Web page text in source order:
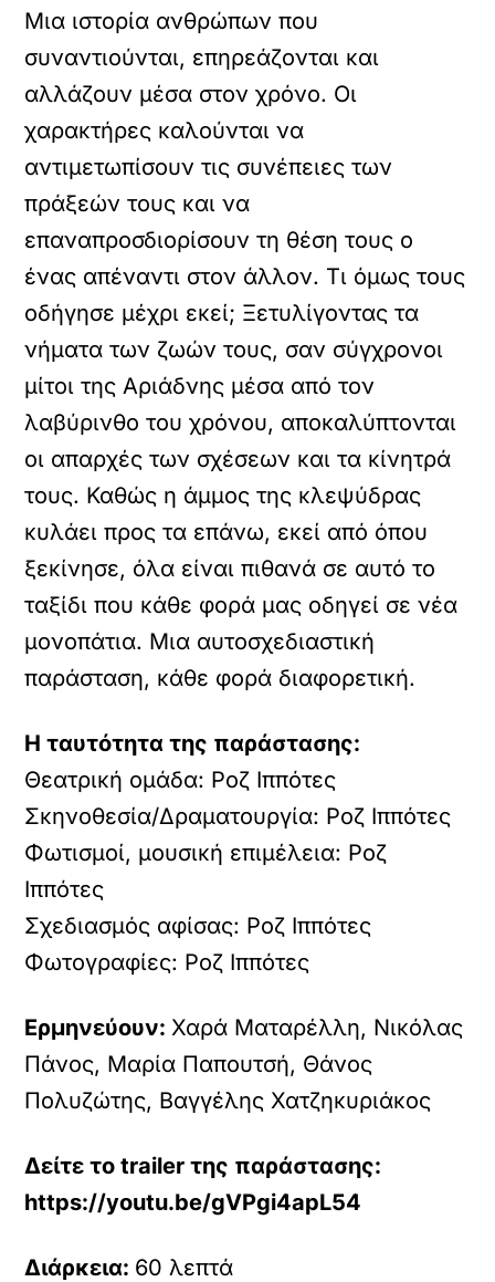
Μια ιστορία ανθρώπων που
συναντιούνται, επηρεάζονται και
αλλάζουν μέσα στον χρόνο. Οι
χαρακτήρες καλούνται να
αντιμετωπίσουν τις συνέπειες των
πράξεών τους και να
επαναπροσδιορίσουν τη θέση τους ο
ένας απέναντι στον άλλον. Τι όμως τους
οδήγησε μέχρι εκεί; Ξετυλίγοντας τα
νήματα των ζωών τους, σαν σύγχρονοι
μίτοι της Αριάδνης μέσα από τον
λαβύρινθο του χρόνου, αποκαλύπτονται
οι απαρχές των σχέσεων και τα κίνητρά
τους. Καθώς η άμμος της κλεψύδρας
κυλάει προς τα επάνω, εκεί από όπου
ξεκίνησε, όλα είναι πιθανά σε αυτό το
ταξίδι που κάθε φορά μας οδηγεί σε νέα
μονοπάτια. Μια αυτοσχεδιαστική
παράσταση, κάθε φορά διαφορετική.
Η ταυτότητα της παράστασης:
Θεατρική ομάδα: Ροζ Ιππότες
Σκηνοθεσία/Δραματουργία: Ροζ Ιππότες
Φωτισμοί, μουσική επιμέλεια: Ροζ
Ιππότες
Σχεδιασμός αφίσας: Ροζ Ιππότες
Φωτογραφίες: Ροζ Ιππότες
Ερμηνεύουν: Χαρά Ματαρέλλη, Νικόλας
Πάνος, Μαρία Παπουτσή, Θάνος
Πολυζώτης, Βαγγέλης Χατζηκυριάκος
Δείτε το trailer της παράστασης:
https://youtu.be/gVPgi4apL54
Διάρκεια: 60 λεπτά